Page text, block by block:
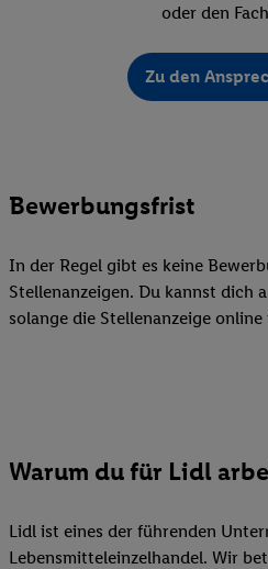
oder den
Zu den
Bewerbungsfrist
In der Regel gibt es keine
Stellenanzeigen. Du kannst dich
solange die Stellenanzeige online
Warum du für Lidl
Lidl ist eines der führenden
Lebensmitteleinzelhandel. Wir